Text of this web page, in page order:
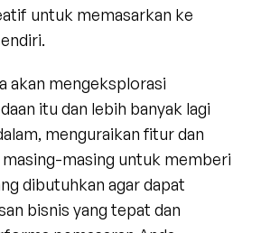
untuk memasarkan ke
akan mengeksplorasi
itu dan lebih banyak lagi
menguraikan fitur dan
masing untuk memberi
dibutuhkan agar dapat
bisnis yang tepat dan